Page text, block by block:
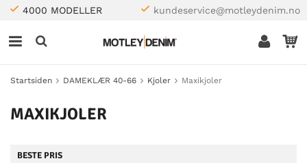
4000 MODELLER kundeservice@motleydenim.no
Startsiden DAMEKLÆR 40-66 Kjoler Maxikjoler
MAXIKJOLER
BESTE PRIS